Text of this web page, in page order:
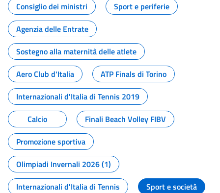
Consiglio dei ministri
Sport e periferie
Agenzia delle Entrate
Sostegno alla maternità delle atlete
Aero Club d'Italia
ATP Finals di Torino
Internazionali d'Italia di Tennis 2019
Calcio
Finali Beach Volley FIBV
Promozione sportiva
Olimpiadi Invernali 2026 (1)
Internazionali d'Italia di Tennis
Sport e società